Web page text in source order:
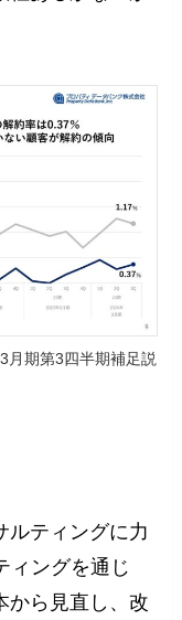
月期第3四半期補足説
ルティングに力
ィングを通じ
から見直し、改